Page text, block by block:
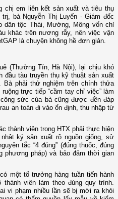
chị em liên kết sản xuất và tiêu thụ
bà Nguyễn Thị Luyến - Giám đốc
dân tộc Thái, Mường, Mông vốn chỉ
khác trên nương rẫy, nên việc vận
là chuyện không hề đơn giản.
(Thường Tín, Hà Nội), lại chịu khó
đầu tàu truyền thụ kỹ thuật sản xuất
Bà phải thử nghiệm trên chính thửa
trực tiếp “cầm tay chỉ việc” làm
sức của bà cũng được đền đáp
an toàn đi vào ổn định, thu nhập từ
thành viên trong HTX phải thực hiện
ký sản xuất rõ nguồn giống, sử
tắc “4 đúng” (đúng thuốc, đúng
phương pháp) và bảo đảm thời gian
một tổ trưởng hàng tuần tiến hành
viên làm theo đúng quy trình.
vi phạm nhiều lần sẽ bị mời ra khỏi